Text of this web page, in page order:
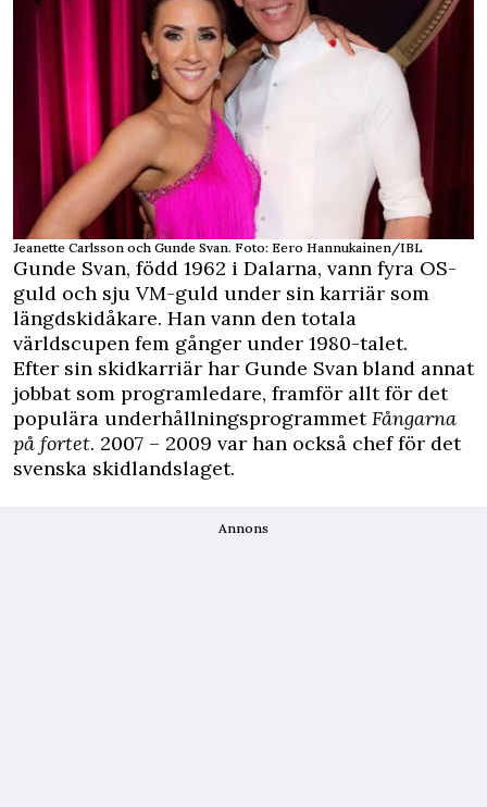
Jeanette Carlsson och Gunde Svan. Foto: Eero Hannukainen/IBL
Gunde Svan, född 1962 i Dalarna, vann fyra OS-
guld och sju VM-guld under sin karriär som
längdskidåkare. Han vann den totala
världscupen fem gånger under 1980-talet.
Efter sin skidkarriär har Gunde Svan bland annat
jobbat som programledare, framför allt för det
populära underhållningsprogrammetFångarna
på fortet. 2007 – 2009 var han också chef för det
svenska skidlandslaget.
Annons